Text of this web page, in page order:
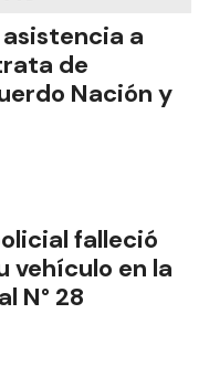
a
de
Nación y
falleció
vehículo en la
N° 28